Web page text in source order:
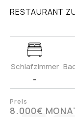
RESTAURANT
Schlafzimmer
-
Preis
8.000€